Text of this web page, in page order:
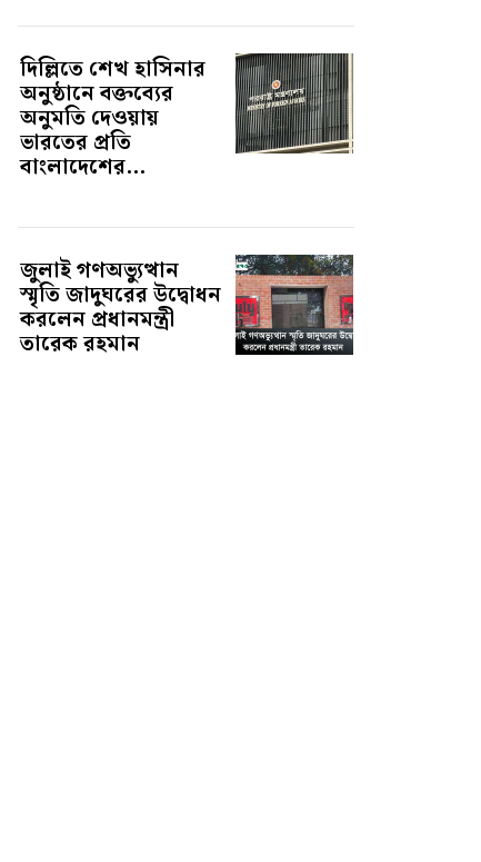
দিল্লিতে শেখ হাসিনার
অনুষ্ঠানে বক্তব্যের
অনুমতি দেওয়ায়
ভারতের প্রতি
বাংলাদেশের...
জুলাই গণঅভ্যুত্থান
স্মৃতি জাদুঘরের উদ্বোধন
করলেন প্রধানমন্ত্রী
তারেক রহমান